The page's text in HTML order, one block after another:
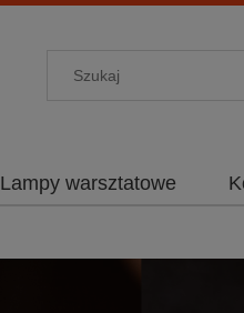
Lampy warsztatowe